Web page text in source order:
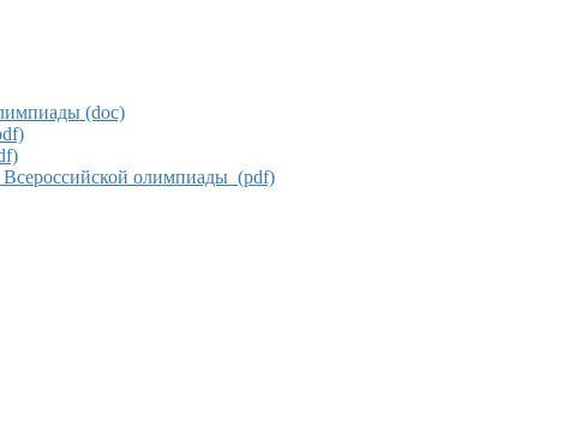
(doc)
Всероссийской олимпиады (pdf)